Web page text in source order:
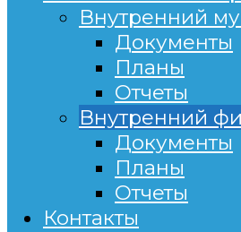
Внутренний
Документы
Планы
Отчеты
Внутренний
Документы
Планы
Отчеты
Контакты